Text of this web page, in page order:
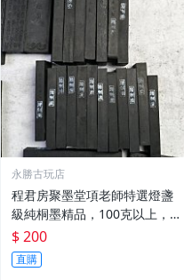
永勝古玩店
程君房聚墨堂項老師特選燈盞
級純桐墨精品，100克以上，
檀香墨質細膩黑亮 藍紫光放 檢
驗嚴選推薦 燈盞級墨 放藍紫光
檢驗嚴選
$ 200
直購